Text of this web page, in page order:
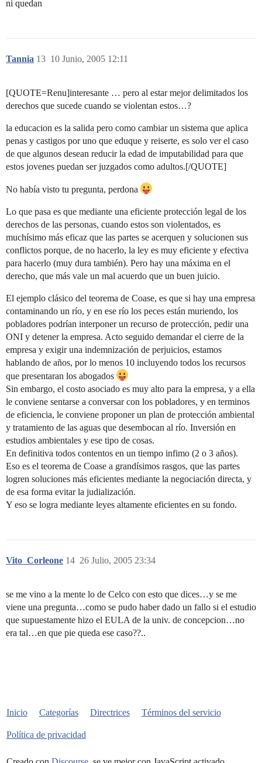
ni quedan
Tannia 10 Junio, 2005 12:11
13
[QUOTE=Renu]interesante … pero al estar mejor delimitados los
derechos que sucede cuando se violentan estos…?
la educacion es la salida pero como cambiar un sistema que aplica
penas y castigos por uno que eduque y reiserte, es solo ver el caso
de que algunos desean reducir la edad de imputabilidad para que
estos jovenes puedan ser juzgados como adultos.[/QUOTE]
No había visto tu pregunta, perdona
Lo que pasa es que mediante una eficiente protección legal de los
derechos de las personas, cuando estos son violentados, es
muchísimo más eficaz que las partes se acerquen y solucionen sus
conflictos porque, de no hacerlo, la ley es muy eficiente y efectiva
para hacerlo (muy dura también). Pero hay una máxima en el
derecho, que más vale un mal acuerdo que un buen juicio.
El ejemplo clásico del teorema de Coase, es que si hay una empresa
contaminando un río, y en ese río los peces están muriendo, los
pobladores podrían interponer un recurso de protección, pedir una
ONI y detener la empresa. Acto seguido demandar el cierre de la
empresa y exigir una indemnización de perjuicios, estamos
hablando de años, por lo menos 10 incluyendo todos los recursos
que presentaran los abogados
Sin embargo, el costo asociado es muy alto para la empresa, y a ella
le conviene sentarse a conversar con los pobladores, y en terminos
de eficiencia, le conviene proponer un plan de protección ambiental
y tratamiento de las aguas que desembocan al río. Inversión en
estudios ambientales y ese tipo de cosas.
En definitiva todos contentos en un tiempo infimo (2 o 3 años).
Eso es el teorema de Coase a grandísimos rasgos, que las partes
logren soluciones más eficientes mediante la negociación directa, y
de esa forma evitar la judialización.
Y eso se logra mediante leyes altamente eficientes en su fondo.
Vito_Corleone 26 Julio, 2005 23:34
14
se me vino a la mente lo de Celco con esto que dices…y se me
viene una pregunta…como se pudo haber dado un fallo si el estudio
que supuestamente hizo el EULA de la univ. de concepcion…no
era tal…en que pie queda ese caso??..
Inicio Categorías Directrices Términos del servicio
Política de privacidad